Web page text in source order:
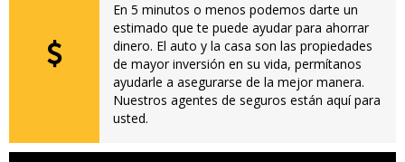
En 5 minutos o menos podemos darte un
estimado que te puede ayudar para ahorrar
dinero. El auto y la casa son las propiedades
de mayor inversión en su vida, permítanos
ayudarle a asegurarse de la mejor manera.
Nuestros agentes de seguros están aquí para
usted.